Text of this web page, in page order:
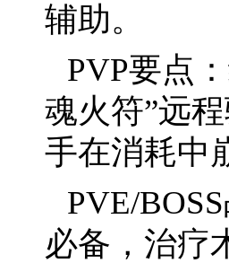
辅助。
PVP要点
魂火符”远
手在消耗中
PVE/
必备，治疗